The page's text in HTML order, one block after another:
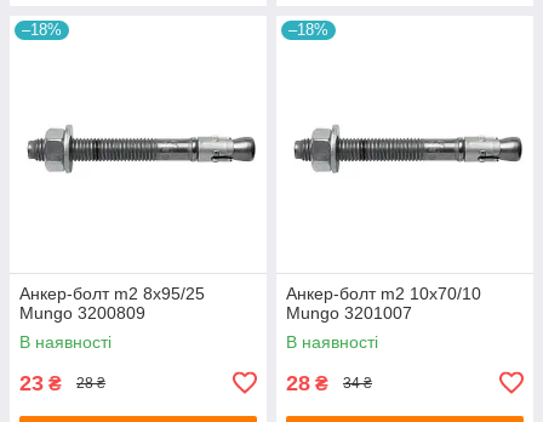
–18%
Анкер-болт m2 8х95/25
Mungo 3200809
В наявності
23 ₴ 28 ₴
–18%
Анкер-болт m2 10х70/10
Mungo 3201007
В наявності
28 ₴ 34 ₴